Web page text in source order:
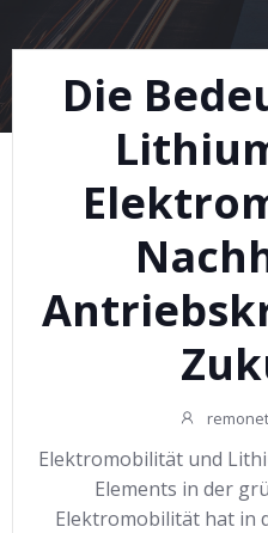
Die
remonet
Elektromobilität und
Elements in der
Elektromobilität hat in